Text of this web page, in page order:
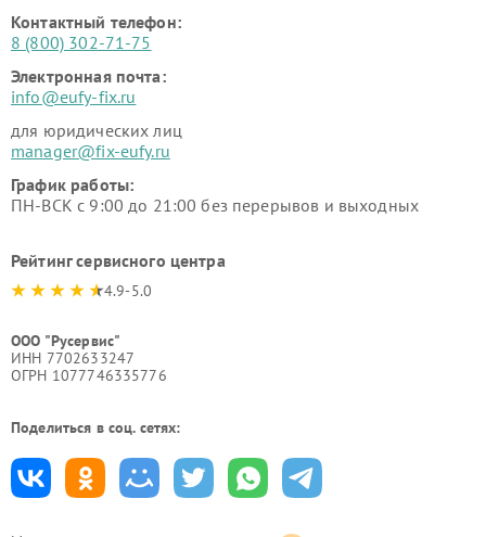
Контактный телефон:
8 (800) 302-71-75
Электронная почта:
info@eufy-fix.ru
для юридических лиц
manager@fix-eufy.ru
График работы:
ПН-ВСК с 9:00 до 21:00 без перерывов и выходных
Рейтинг сервисного центра
4.9-5.0
ООО "Русервис"
ИНН 7702633247
ОГРН 1077746335776
Поделиться в соц. сетях: